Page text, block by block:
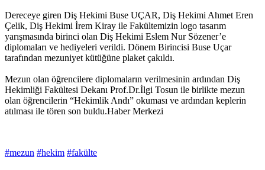
Dereceye giren Diş Hekimi Buse UÇAR, Diş Hekimi Ahmet Eren
Çelik, Diş Hekimi İrem Kiray ile Fakültemizin logo tasarım
yarışmasında birinci olan Diş Hekimi Eslem Nur Sözener’e
diplomaları ve hediyeleri verildi. Dönem Birincisi Buse Uçar
tarafından mezuniyet kütüğüne plaket çakıldı.
Mezun olan öğrencilere diplomaların verilmesinin ardından Diş
Hekimliği Fakültesi Dekanı Prof.Dr.İlgi Tosun ile birlikte mezun
olan öğrencilerin “Hekimlik Andı” okuması ve ardından keplerin
atılması ile tören son buldu.Haber Merkezi
#mezun #hekim #fakülte